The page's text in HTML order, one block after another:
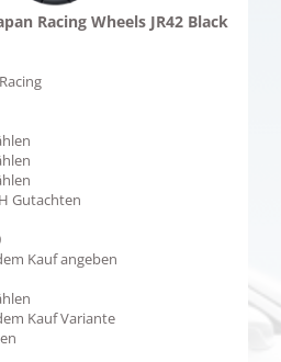
Racing Wheels JR42 Black
Gutachten
Kauf angeben
Kauf Variante